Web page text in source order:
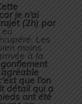
je n’ai
(2h) par
eu
Les
moins
à la
que l’on
détail qui a
ont été